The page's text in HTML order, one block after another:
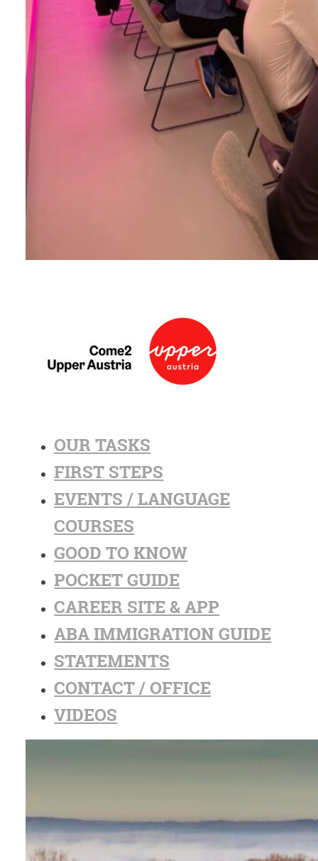
OUR TASKS
FIRST STEPS
EVENTS / LANGUAGE
COURSES
GOOD TO KNOW
POCKET GUIDE
CAREER SITE & APP
ABA IMMIGRATION GUIDE
STATEMENTS
CONTACT / OFFICE
VIDEOS